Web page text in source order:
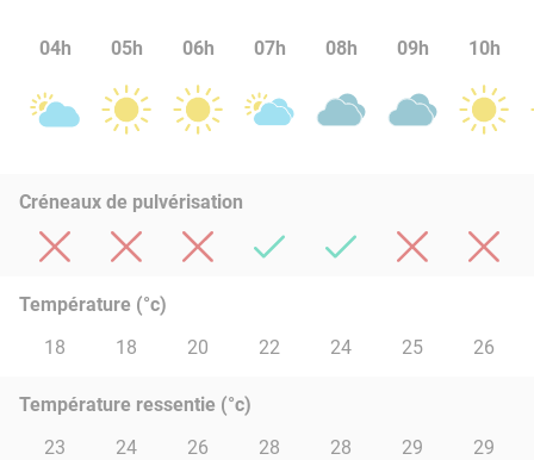
04h 05h 06h 07h 08h 09h 10h
Créneaux de pulvérisation
Température (°c)
18
18 20 22 24 25 26
Température ressentie (°c)
23
24 26 28 28 29 29